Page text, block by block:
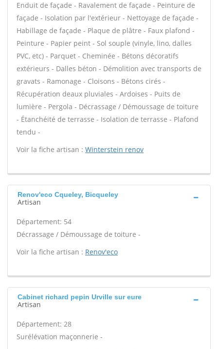
Enduit de façade - Ravalement de façade - Peinture de
façade - Isolation par l'extérieur - Nettoyage de façade -
Habillage de façade - Plaque de plâtre - Faux plafond -
Peinture - Papier peint - Sol souple (vinyle, lino, dalles
PVC, etc) - Parquet - Cheminée - Bétons décoratifs
extérieurs - Dalles béton - Démolition avec transports de
gravats - Ramonage - Cloisons - Bétons cirés -
Récupération deaux pluviales - Ardoises - Puits de
lumière - Pergola - Décrassage / Démoussage de toiture
- Étanchéité de terrasse - Isolation de terrasse - Plafond
tendu -
Voir la fiche artisan : Winterstein renov
Renov'eco Cqueley, Bicqueley
Artisan
Département: 54
Décrassage / Démoussage de toiture -
Voir la fiche artisan : Renov'eco
Cabinet richard pepin Urville sur eure
Artisan
Département: 28
Surélévation maçonnerie -